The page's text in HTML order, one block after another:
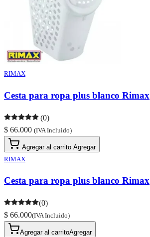
RIMAX
Cesta para ropa plus blanco Rimax
(0)
$ 66.000 (IVA Incluido)
Agregar al carrito Agregar
RIMAX
Cesta para ropa plus blanco Rimax
(0)
$ 66.000(IVA Incluido)
Agregar al carritoAgregar